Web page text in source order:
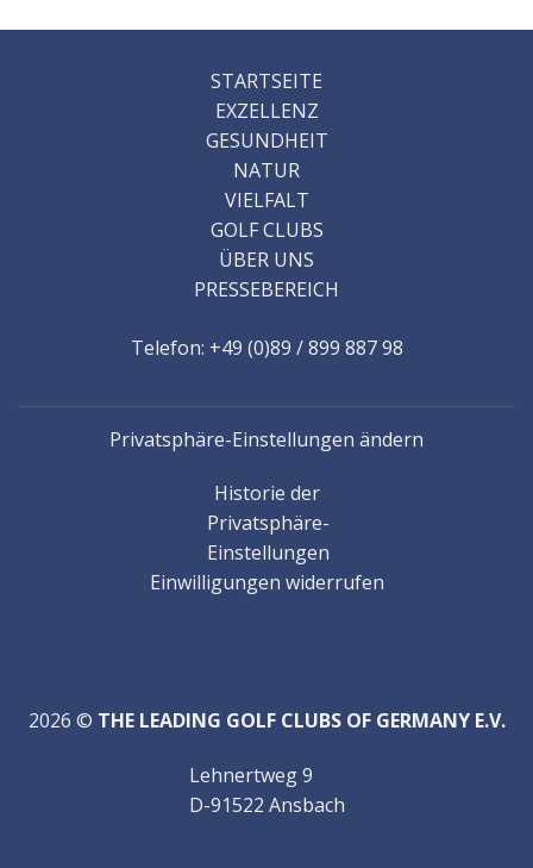
STARTSEITE
EXZELLENZ
GESUNDHEIT
NATUR
VIELFALT
GOLF CLUBS
ÜBER UNS
PRESSEBEREICH
Telefon: +49 (0)89 / 899 887 98
Privatsphäre-Einstellungen ändern
Historie der
Privatsphäre-
Einstellungen
Einwilligungen widerrufen
2026 © THE LEADING GOLF CLUBS OF GERMANY E.V.
Lehnertweg 9
D-91522 Ansbach